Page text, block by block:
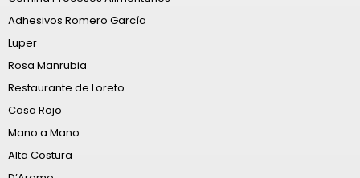
Adhesivos Romero García
Luper
Rosa Manrubia
Restaurante de Loreto
Casa Rojo
Mano a Mano
Alta Costura